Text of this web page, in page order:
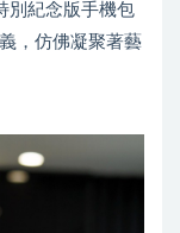
別紀念版手機包
，仿佛凝聚著藝